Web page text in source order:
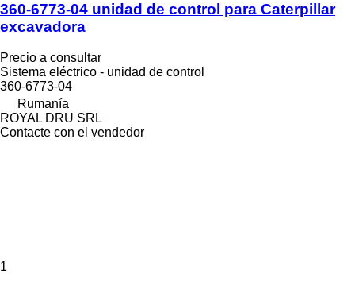
360-6773-04 unidad de control para Caterpillar
excavadora
Precio a consultar
Sistema eléctrico - unidad de control
360-6773-04
Rumanía
ROYAL DRU SRL
Contacte con el vendedor
1